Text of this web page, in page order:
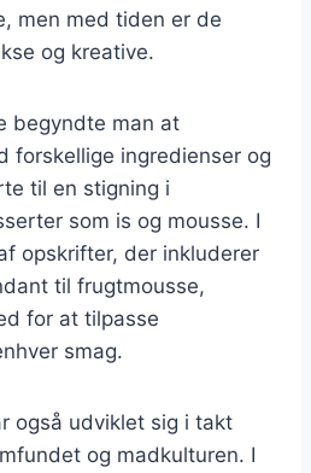
men med tiden er de
og kreative.
begyndte man at
forskellige ingredienser og
til en stigning i
som is og mousse. I
opskrifter, der inkluderer
til frugtmousse,
for at tilpasse
smag.
også udviklet sig i takt
og madkulturen. I